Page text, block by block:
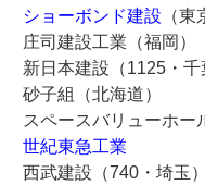
ショーボンド建設 （東
庄司建設工業（福岡）
新日本建設（1125・千
砂子組（北海道）
スペースバリューホー
世紀東急工業
西武建設（740・埼玉）